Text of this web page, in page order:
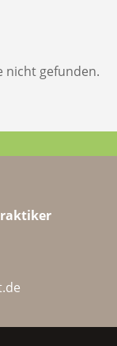
gefunden.